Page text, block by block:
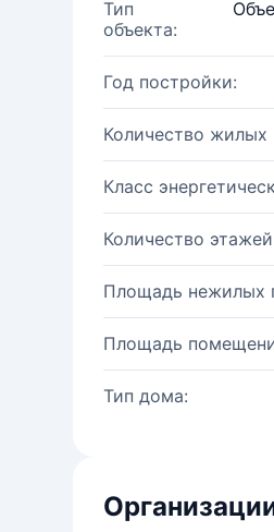
Тип
объекта:
Год постройки:
Количество
Класс
Количество
Площадь нежилых
Площадь
Тип дома: